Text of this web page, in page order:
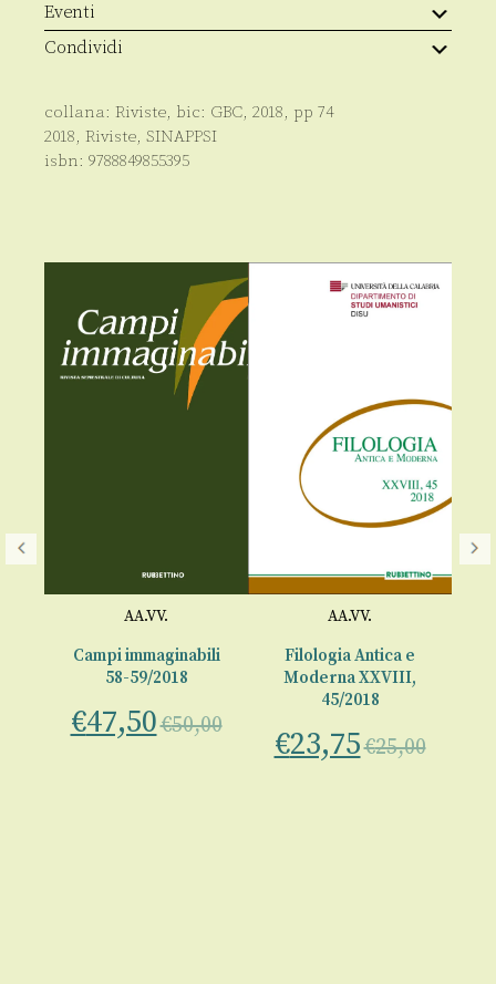
Eventi
Condividi
collana: Riviste, bic: GBC, 2018, pp 74
2018, Riviste, SINAPPSI
isbn: 9788849855395
AA.VV.
Campi immaginabili
58-59/2018
€47,50€50,00
AA.VV.
Filologia Antica e
Moderna XXVIII,
45/2018
€23,75€25,00